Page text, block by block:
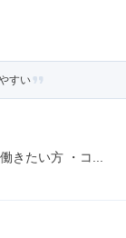
すい
きたい方 ・コ...